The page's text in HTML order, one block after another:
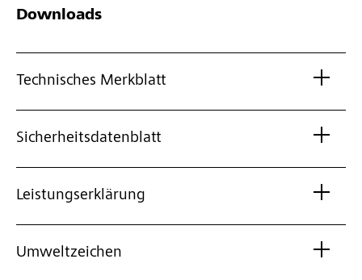
Downloads
Technisches Merkblatt
Sicherheitsdatenblatt
Leistungserklärung
Umweltzeichen